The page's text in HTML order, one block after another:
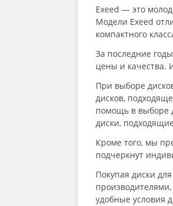
Exeed — это
Модели Exeed
компактного
За последние
цены и качества.
При выборе
дисков,
помощь в выборе
диски,
Кроме того, мы
подчеркнут
Покупая диски
удобные условия